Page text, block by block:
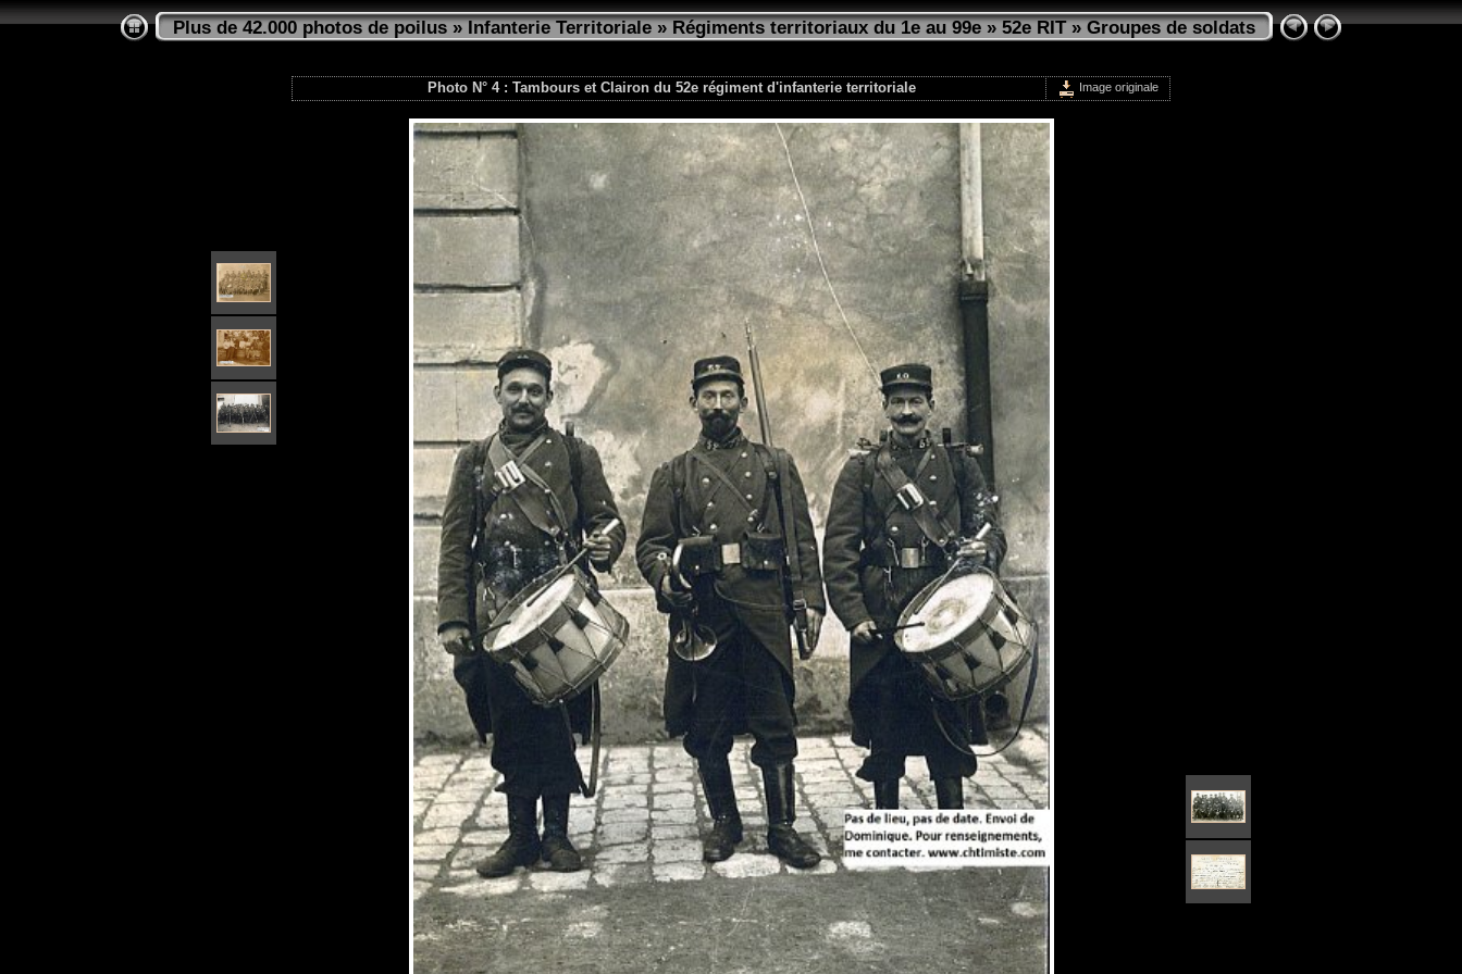
Plus de 42.000 photos de poilus»Infanterie Territoriale»Régiments territoriaux du 1e au 99e»52e RIT»Groupes de soldats
Photo N° 4 : Tambours et Clairon du 52e régiment d'infanterie territoriale Image originale